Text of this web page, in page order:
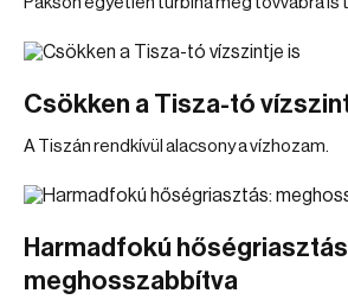
Csökken a Tisza-tó
A Tiszán rendkívül alacsony a vízhozam.
Harmadfokú
meghosszabbítva